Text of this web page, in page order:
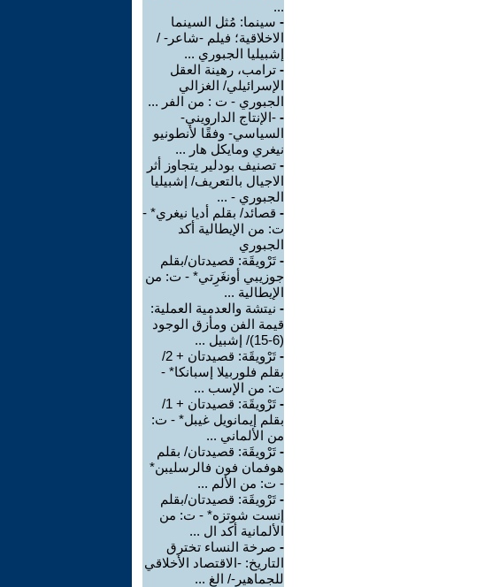
...
- سينما: مُثل السينما
الاخلاقية؛ فيلم -شاعر- /
إشبيليا الجبوري ...
- ترامب، رهينة العقل
الإسرائيلي/ الغزالي
الجبوري - ت : من الفر ...
- -الإنتاج الدارويني-
السياسي- وفقًا لأنطونيو
نيغري ومايكل هار ...
- تصنيف بودلير يتجاوز أثر
الاجيال بالتعريف/ إشبيليا
الجبوري - ...
- قصائد/ بقلم أديا نيغري* -
ت: من الإيطالية أكد
الجبوري
- تَرْويقَة: قصيدتان/بقلم
جوزيبي أونغَرِتي* - ت: من
الإيطالية ...
- نيتشة والعدمية العملية:
قيمة الفن ومأزق الوجود
(6-15)/ إشبيل ...
-
تَرْويقَة: قصيدتان + 2/
بقلم فلوربيلا إسبانكا* -
ت: من الإسب ...
-
تَرْويقَة: قصيدتان + 1/
بقلم إيمانويل غيبل* - ت:
من الألماني ...
- تَرْويقَة: قصيدتان/ بقلم
هوفمان فون فالرسليبن*
- ت: من الألم ...
- تَرْويقَة: قصيدتان/بقلم
إنست شوتزه* - ت: من
الألمانية أكد ال ...
- صرخة النساء تخترق
التاريخ: -الاقتصاد الأخلاقي
للجماهير-/ الغ ...